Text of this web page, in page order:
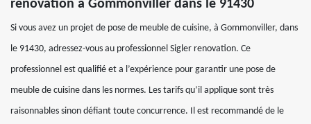
renovation à Gommonviller dans le 91430
Si vous avez un projet de pose de meuble de cuisine, à Gommonviller, dans
le 91430, adressez-vous au professionnel Sigler renovation. Ce
professionnel est qualifié et a l’expérience pour garantir une pose de
meuble de cuisine dans les normes. Les tarifs qu’il applique sont très
raisonnables sinon défiant toute concurrence. Il est recommandé de le